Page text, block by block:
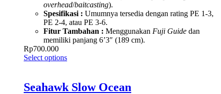
overhead/baitcasting).
Spesifikasi : Umumnya tersedia dengan rating PE 1-3,
PE 2-4, atau PE 3-6.
Fitur Tambahan : Menggunakan Fuji Guide dan
memiliki panjang 6’3″ (189 cm).
Rp700.000
Select options
Seahawk Slow Ocean